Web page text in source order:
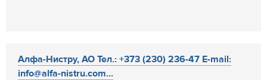
Алфа-Нистру, АО Тел.: +373 (230) 236-47 E-mail:
info@alfa-nistru.com...